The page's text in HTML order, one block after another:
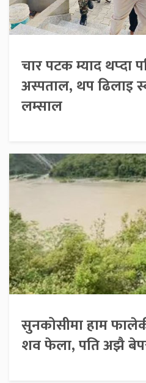
चार पटक म्याद थप्दा
अस्पताल, थप ढिलाइ
लम्साल
सुनकोसीमा हाम
शव फेला, पति अझै